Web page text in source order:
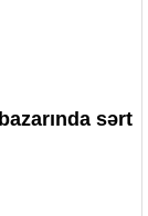
sərt